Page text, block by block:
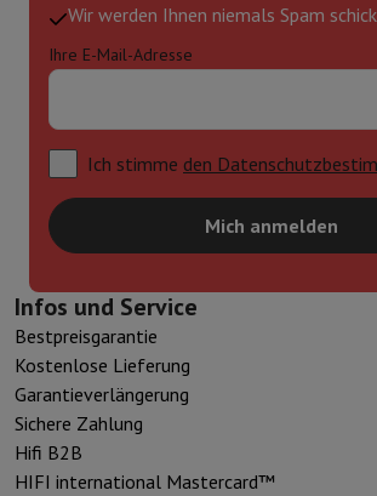
Wir werden Ihnen niemals Spam
Ihre E-Mail-Adresse
Ich stimme den
Mich anmelden
Infos und Service
Bestpreisgarantie
Kostenlose Lieferung
Garantieverlängerung
Sichere Zahlung
Hifi B2B
HIFI international Mastercard™